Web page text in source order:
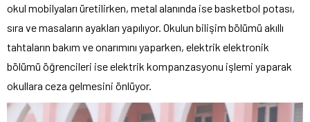
okul mobilyaları üretilirken, metal alanında ise basketbol potası,
sıra ve masaların ayakları yapılıyor. Okulun bilişim bölümü akıllı
tahtaların bakım ve onarımını yaparken, elektrik elektronik
bölümü öğrencileri ise elektrik kompanzasyonu işlemi yaparak
okullara ceza gelmesini önlüyor.